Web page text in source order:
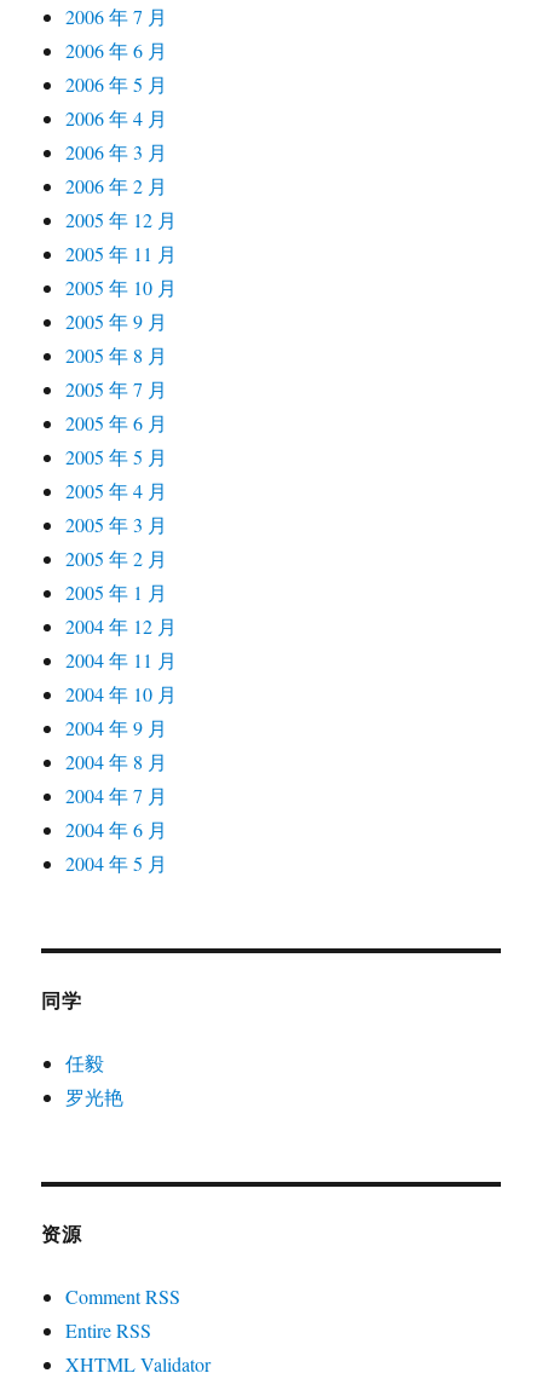
2006 年 7 月
2006 年 6 月
2006 年 5 月
2006 年 4 月
2006 年 3 月
2006 年 2 月
2005 年 12 月
2005 年 11 月
2005 年 10 月
2005 年 9 月
2005 年 8 月
2005 年 7 月
2005 年 6 月
2005 年 5 月
2005 年 4 月
2005 年 3 月
2005 年 2 月
2005 年 1 月
2004 年 12 月
2004 年 11 月
2004 年 10 月
2004 年 9 月
2004 年 8 月
2004 年 7 月
2004 年 6 月
2004 年 5 月
同学
任毅
罗光艳
资源
Comment RSS
Entire RSS
XHTML Validator